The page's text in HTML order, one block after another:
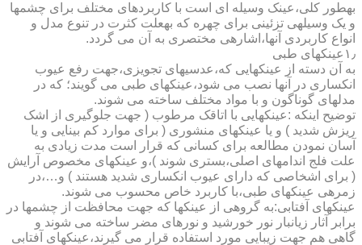
به­طور کلی،عینک وسیله ای است با کاربردهای مختلف برای چشمها
و یک وسیله­ی تزئینی برای چهره که به­علت کثرت در تنوع مدل و
انواع کاربردی آنها،اشاره­ی مختصری به آن می گردد.
۱٫عینکهای طبی
به آن دسته از عینکهایی که،عدسیهای تجویزی،جهت رفع عیوب
انکساری در آنها نصب می شود،عینکهای طبی می گویند؛ که در
مدلهای گوناگون و با مواد مختلف ساخته می شوند.
توضیح اینکه :عینکهایی با اتاقک مرطوب ( جهت جلوگیری از اشک
ریزش شدید ) و یا عینکهای منشوری ( برای موارد کم بینایی و یا
آسان نمودن مطالعه برای کسانی که قرار است مدت زیادی به
علت فلج اندامهای اصلی،بستری شوند )،و عینکهای مخصوص آرایش
( برای اشخاصی که دارای عیوب انکساری شدید هستند ) و…،در
زمره­ی عینکهای طبی،با کاربرد خاص محسوب می شوند.
عینکهای آفتابی:به گروهی از عینکها که جهت محافظت از چشمها در
برابر آثار زیانبار نور خورشید و نورهای مضر ساخته می شوند و
گاهی هم جهت زیبایی مورد استفاده قرار می گیرند،عینکهای آفتابی